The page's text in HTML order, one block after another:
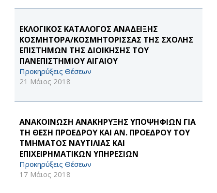
ΕΚΛΟΓΙΚΟΣ ΚΑΤΑΛΟΓΟΣ ΑΝΑΔΕΙΞΗΣ
ΚΟΣΜΗΤΟΡΑ/ΚΟΣΜΗΤΟΡΙΣΣΑΣ ΤΗΣ ΣΧΟΛΗΣ
ΕΠΙΣΤΗΜΩΝ ΤΗΣ ΔΙΟΙΚΗΣΗΣ ΤΟΥ
ΠΑΝΕΠΙΣΤΗΜΙΟΥ ΑΙΓΑΙΟΥ
Προκηρύξεις Θέσεων
21 Μάιος 2018
ΑΝΑΚΟΙΝΩΣΗ ΑΝΑΚΗΡΥΞΗΣ ΥΠΟΨΗΦΙΩΝ ΓΙΑ
ΤΗ ΘΕΣΗ ΠΡΟΕΔΡΟΥ ΚΑΙ ΑΝ. ΠΡΟΕΔΡΟΥ ΤΟΥ
ΤΜΗΜΑΤΟΣ ΝΑΥΤΙΛΙΑΣ ΚΑΙ
ΕΠΙΧΕΙΡΗΜΑΤΙΚΩΝ ΥΠΗΡΕΣΙΩΝ
Προκηρύξεις Θέσεων
17 Μάιος 2018